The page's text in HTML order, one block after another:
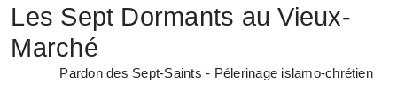
Les Sept Dormants au Vieux-
Marché
Pardon des Sept-Saints - Pélerinage islamo-chrétien